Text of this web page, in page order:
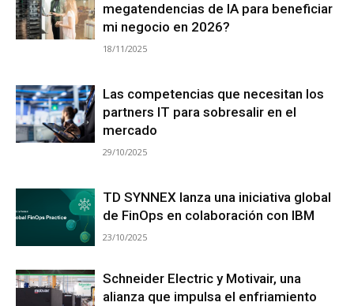
megatendencias de IA para beneficiar
mi negocio en 2026?
18/11/2025
Las competencias que necesitan los
partners IT para sobresalir en el
mercado
29/10/2025
TD SYNNEX lanza una iniciativa global
de FinOps en colaboración con IBM
23/10/2025
Schneider Electric y Motivair, una
alianza que impulsa el enfriamiento